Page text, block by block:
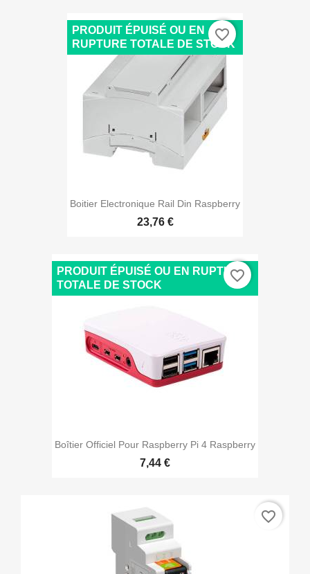
Boitier Electronique Rail Din Raspberry
23,76 €
PRODUIT ÉPUISÉ OU EN
RUPTURE TOTALE DE STOCK
favorite_border
Boîtier Officiel Pour Raspberry Pi 4 Raspberry
7,44 €
PRODUIT ÉPUISÉ OU EN RUPTURE
TOTALE DE STOCK
favorite_border
favorite_border